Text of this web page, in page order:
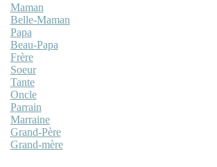
Maman
Belle-Maman
Papa
Beau-Papa
Frère
Soeur
Tante
Oncle
Parrain
Marraine
Grand-Père
Grand-mère